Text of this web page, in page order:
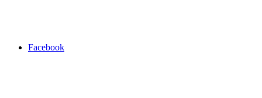
Facebook